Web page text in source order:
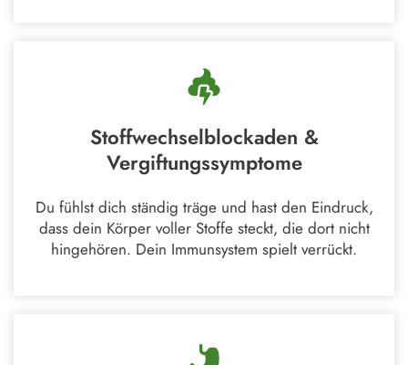
Stoffwechselblockaden &
Vergiftungssymptome
Du fühlst dich ständig träge und hast den Eindruck,
dass dein Körper voller Stoffe steckt, die dort nicht
hingehören. Dein Immunsystem spielt verrückt.